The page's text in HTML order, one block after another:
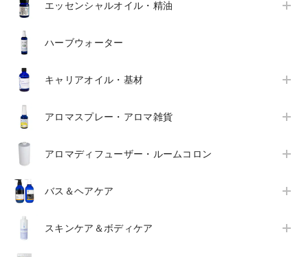
エッセンシャルオイル・精油
ハーブウォーター
キャリアオイル・基材
アロマスプレー・アロマ雑貨
アロマディフューザー・ルームコロン
バス＆ヘアケア
スキンケア＆ボディケア